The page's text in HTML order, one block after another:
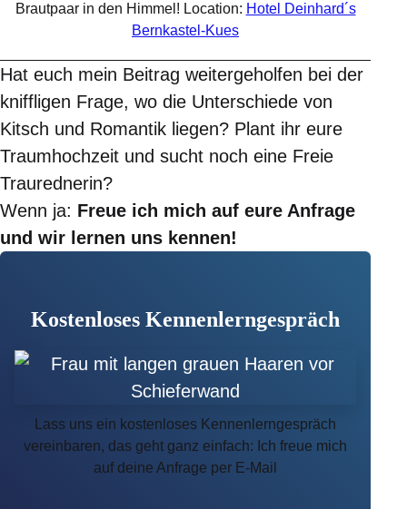
Brautpaar in den Himmel! Location: Hotel Deinhard´s
Bernkastel-Kues
Hat euch mein Beitrag weitergeholfen bei der
kniffligen Frage, wo die Unterschiede von
Kitsch und Romantik liegen? Plant ihr eure
Traumhochzeit und sucht noch eine Freie
Traurednerin?
Wenn ja: Freue ich mich auf eure Anfrage
und wir lernen uns kennen!
Kostenloses Kennenlerngespräch
Lass uns ein kostenloses Kennenlerngespräch
vereinbaren, das geht ganz einfach: Ich freue mich
auf deine Anfrage per E-Mail